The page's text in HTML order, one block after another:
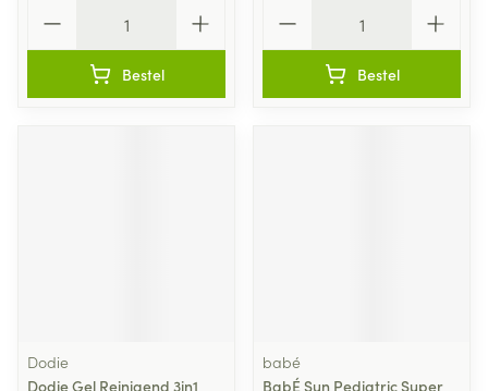
Bestel Bestel
Dodie
Dodie Gel Reinigend 3in1
babé
BabÉ Sun Pediatric Super